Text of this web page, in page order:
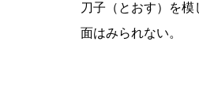
刀子（とおす）を
面はみられない。